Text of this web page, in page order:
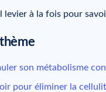
levier à la fois pour
son métabolisme
pour éliminer la